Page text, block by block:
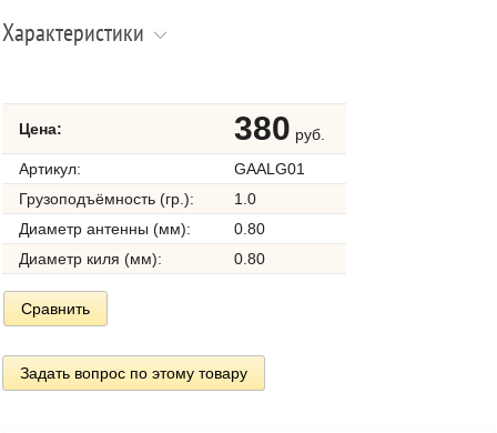
Характеристики
Цена: 380 руб.
Артикул:
GAALG01
Грузоподъёмность (гр.):
1.0
Диаметр антенны (мм):
0.80
Диаметр киля (мм):
0.80
Сравнить
Задать вопрос по этому товару